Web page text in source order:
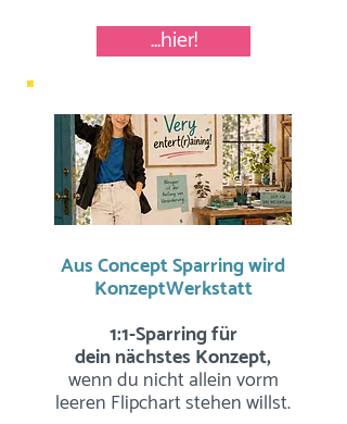
...hier!
Aus Concept Sparring wird
KonzeptWerkstatt
1:1-Sparring für
dein nächstes Konzept,
wenn du nicht allein vorm
leeren Flipchart stehen willst.